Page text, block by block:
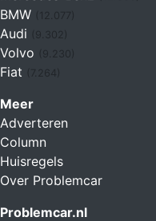
BMW
Audi
Volvo
Fiat (7.264)
Meer
Adverteren
Column
Huisregels
Over Problemcar
Problemcar.nl